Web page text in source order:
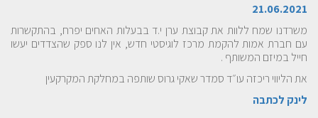
21.06.2021
משרדנו שמח ללוות את קבוצת ערן י.ד בבעלות האחים יפרח, בהתקשרות
עם חברת אמות להקמת מרכז לוגיסטי חדש, אין לנו ספק שהצדדים יעשו
חייל במיזם המשותף .
את הליווי ריכזה עו״ד סמדר שאקי גרוס שותפה במחלקת המקרקעין
לינק לכתבה